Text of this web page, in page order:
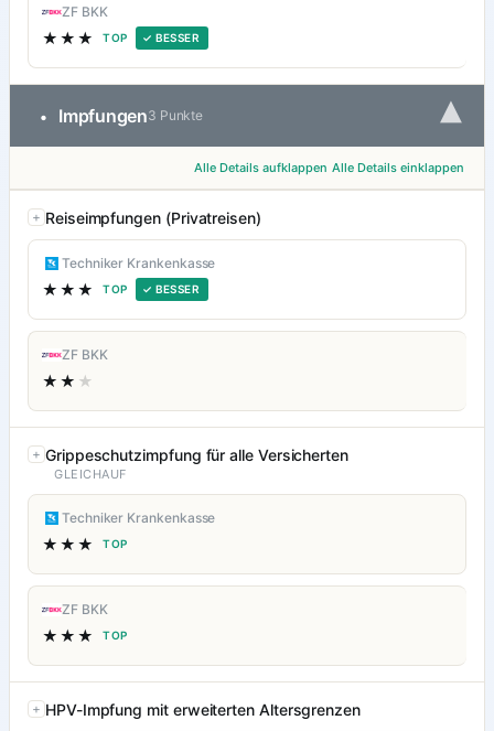
ZF BKK
★★★ TOP ✓ BESSER
• Impfungen3 Punkte ▾
Alle Details aufklappen Alle Details einklappen
Reiseimpfungen (Privatreisen)
Techniker Krankenkasse
★★★ TOP ✓ BESSER
ZF BKK
★★ ★
Grippeschutzimpfung für alle Versicherten
GLEICHAUF
Techniker Krankenkasse
★★★ TOP
ZF BKK
★★★ TOP
HPV-Impfung mit erweiterten Altersgrenzen